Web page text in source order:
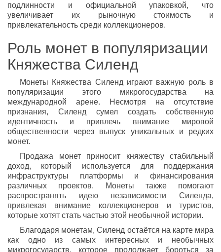
подлинности и официальной упаковкой, что
увеличивает их рыночную стоимость и
привлекательность среди коллекционеров.
Роль монет в популяризации
Княжества Силенд
Монеты Княжества Силенд играют важную роль в
популяризации этого микрогосударства на
международной арене. Несмотря на отсутствие
признания, Силенд сумел создать собственную
идентичность и привлечь внимание мировой
общественности через выпуск уникальных и редких
монет.
Продажа монет приносит княжеству стабильный
доход, который используется для поддержания
инфраструктуры платформы и финансирования
различных проектов. Монеты также помогают
распространять идею независимости Силенда,
привлекая внимание коллекционеров и туристов,
которые хотят стать частью этой необычной истории.
Благодаря монетам, Силенд остаётся на карте мира
как одно из самых интересных и необычных
микрогосударств, которое продолжает бороться за